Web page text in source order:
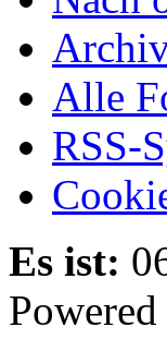
Alle
RSS-
Es ist: